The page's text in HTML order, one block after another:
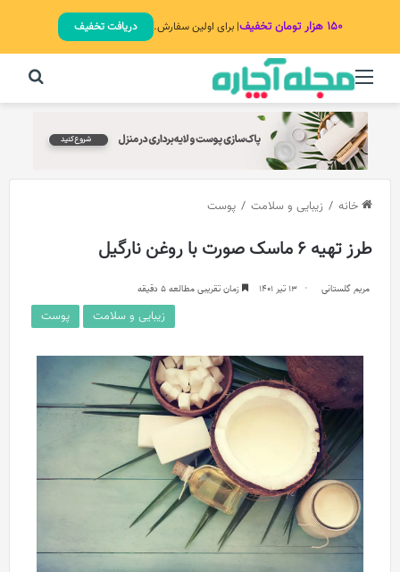
۱۵۰ هزار تومان تخفیف | برای اولین سفارش. دریافت تخفیف
منو
خانه / زیبایی و سلامت / پوست
طرز تهیه 6 ماسک صورت با روغن نارگیل
مریم گلستانی 13 تیر 1401 زمان تقریبی مطالعه 5 دقیقه
زیبایی و سلامت پوست